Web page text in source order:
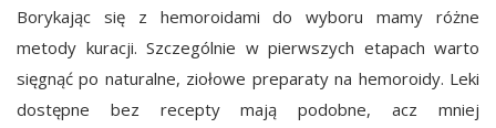
Borykając się z hemoroidami do wyboru mamy różne
metody kuracji. Szczególnie w pierwszych etapach warto
sięgnąć po naturalne, ziołowe preparaty na hemoroidy. Leki
dostępne bez recepty mają podobne, acz mniej